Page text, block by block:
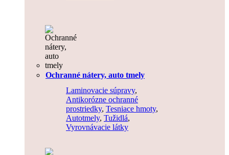
Ochranné nátery, auto tmely
Laminovacie súpravy,
Antikorózne ochranné
prostriedky, Tesniace hmoty,
Autotmely, Tužidlá,
Vyrovnávacie látky